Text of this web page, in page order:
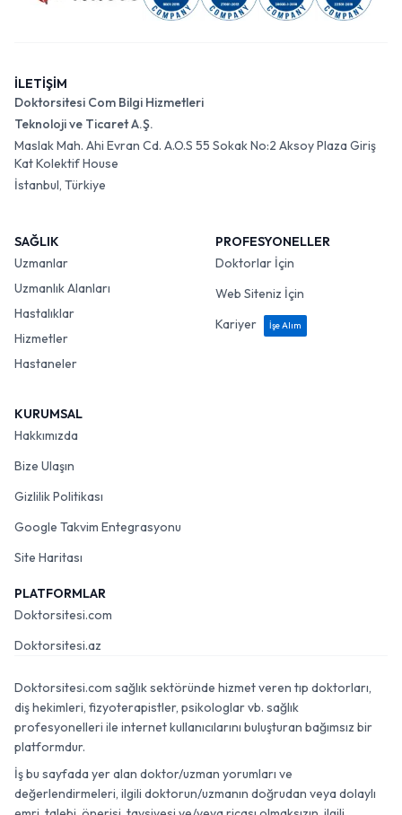
İLETİŞİM
Doktorsitesi Com Bilgi Hizmetleri
Teknoloji ve Ticaret A.Ş.
Maslak Mah. Ahi Evran Cd. A.O.S 55 Sokak No:2 Aksoy Plaza Giriş
Kat Kolektif House
İstanbul, Türkiye
SAĞLIK
Uzmanlar
Uzmanlık Alanları
Hastalıklar
Hizmetler
Hastaneler
PROFESYONELLER
Doktorlar İçin
Web Siteniz İçin
Kariyer
İşe Alım
KURUMSAL
Hakkımızda
Bize Ulaşın
Gizlilik Politikası
Google Takvim Entegrasyonu
Site Haritası
PLATFORMLAR
Doktorsitesi.com
Doktorsitesi.az
Doktorsitesi.com sağlık sektöründe hizmet veren tıp doktorları,
diş hekimleri, fizyoterapistler, psikologlar vb. sağlık
profesyonelleri ile internet kullanıcılarını buluşturan bağımsız bir
platformdur.
İş bu sayfada yer alan doktor/uzman yorumları ve
değerlendirmeleri, ilgili doktorun/uzmanın doğrudan veya dolaylı